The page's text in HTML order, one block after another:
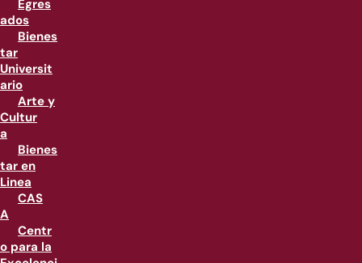
Egres
ados
Bienes
tar
Universit
ario
Arte y
Cultur
a
Bienes
tar en
Linea
CAS
A
Centr
o para la